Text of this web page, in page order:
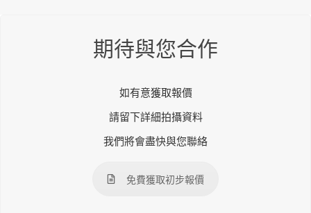
期待與您合作
如有意獲取報價
請留下詳細拍攝資料
我們將會盡快與您聯絡
免費獲取初步報價